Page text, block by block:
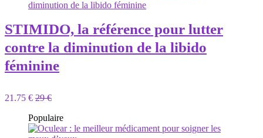
STIMIDO, la référence pour lutter
contre la diminution de la libido
féminine
21.75 € 29 €
Populaire